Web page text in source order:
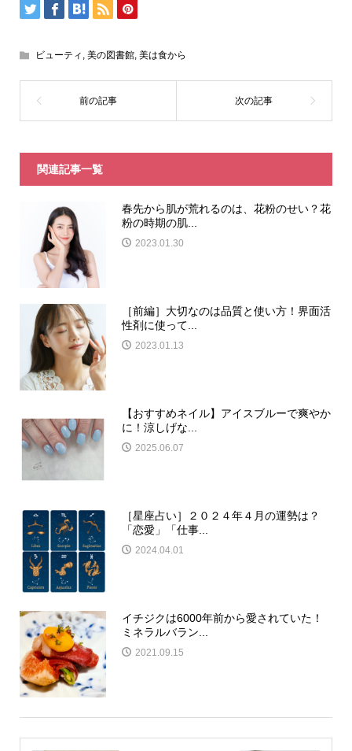
ビューティ 美の図書館, 美は食から
関連記事一覧
春先から肌が荒れるのは、花粉のせい？花
粉の時期の肌...
2023.01.30
［前編］大切なのは品質と使い方！界面活
性剤に使って...
2023.01.13
【おすすめネイル】アイスブルーで爽やか
に！涼しげな...
2025.06.07
［星座占い］２０２４年４月の運勢は？
「恋愛」「仕事...
2024.04.01
イチジクは6000年前から愛されていた！
ミネラルバラン...
2021.09.15